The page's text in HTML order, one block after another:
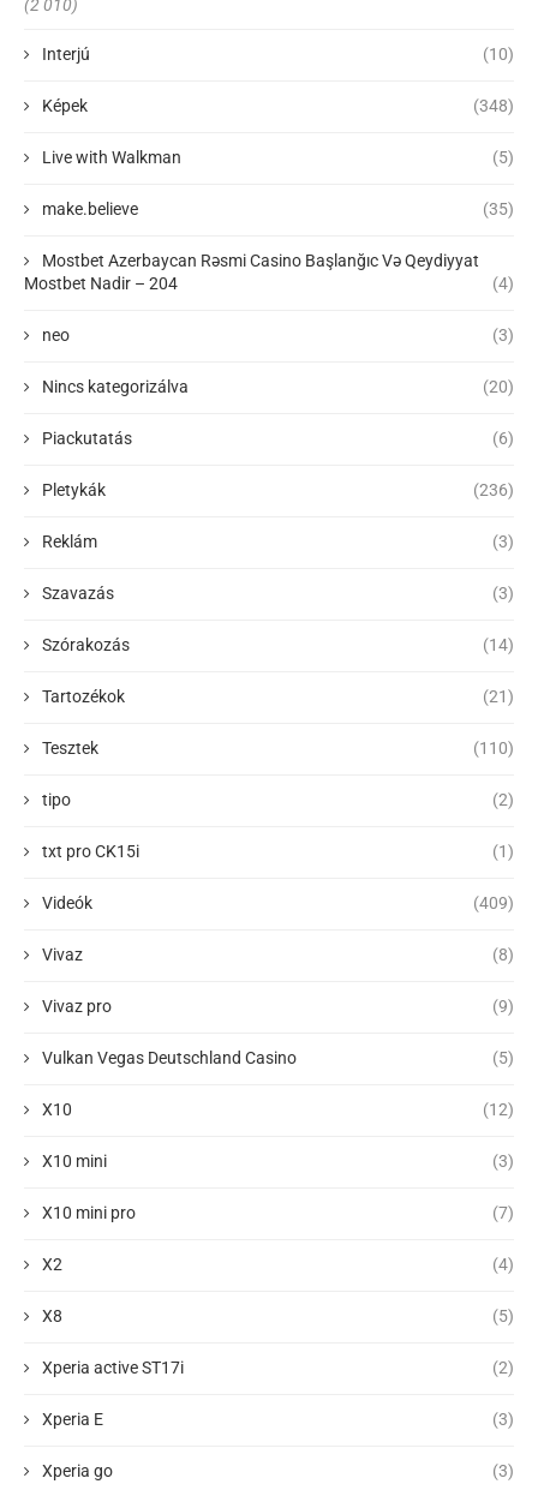
(2 010)
Interjú (10)
Képek (348)
Live with Walkman (5)
make.believe (35)
Mostbet Azerbaycan Rəsmi Casino Başlanğıc Və Qeydiyyat
Mostbet Nadir – 204
(4)
neo (3)
Nincs kategorizálva (20)
Piackutatás (6)
Pletykák (236)
Reklám (3)
Szavazás (3)
Szórakozás (14)
Tartozékok (21)
Tesztek (110)
tipo (2)
txt pro CK15i (1)
Videók (409)
Vivaz (8)
Vivaz pro (9)
Vulkan Vegas Deutschland Casino (5)
X10 (12)
X10 mini (3)
X10 mini pro (7)
X2 (4)
X8 (5)
Xperia active ST17i (2)
Xperia E (3)
Xperia go (3)